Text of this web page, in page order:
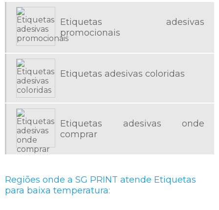
ETIQUETAS ADESIVAS SAO PAULO
ETIQUETAS ADESIVAS SP
ETIQUETAS ADESIVAS VALOR
ETIQUETAS AUTOCOLANTES
ETIQUETAS EM ROLO
ETIQUETAS PARA ALIMENTOS CONGELADOS
ETIQUETAS PARA BAIXA TEMPERATURA
ETIQUETAS PARA DOCES
ETIQUETAS PARA EMBALAGENS DE ALIMENTOS CONGELADOS
ETIQUETAS PARA GONDOLAS DE SUPERMERCADO
ETIQUETAS PARA HORTIFRUTI
Etiquetas adesivas
promocionais
Etiquetas adesivas coloridas
Etiquetas adesivas onde
comprar
Regiões onde a SG PRINT atende Etiquetas
para baixa temperatura: